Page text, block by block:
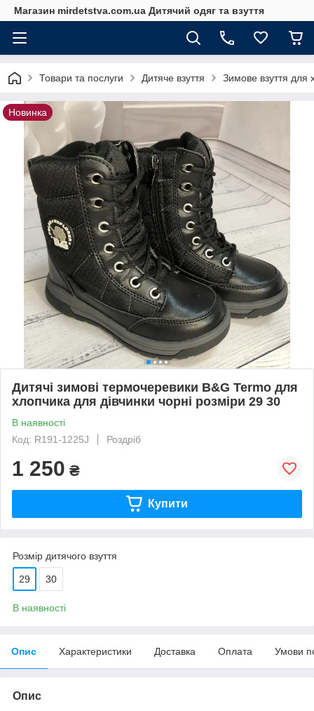
Магазин mirdetstva.com.ua Дитячий одяг та взуття
Товари та послуги Дитяче взуття Зимове взуття для
Новинка
Дитячі зимові термочеревики B&G Termo для
хлопчика для дівчинки чорні розміри 29 30
В наявності
Код: R191-1225J
Роздріб
1 250 ₴
Купити
Розмір дитячого взуття
29 30
В наявності
Опис Характеристики Доставка Оплата Умови
Опис